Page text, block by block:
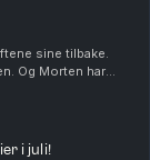
sine tilbake.
Og Morten har
i juli!